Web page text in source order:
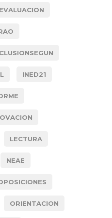
EVALUACION
INED21
LECTURA
NEAE
ORIENTACION